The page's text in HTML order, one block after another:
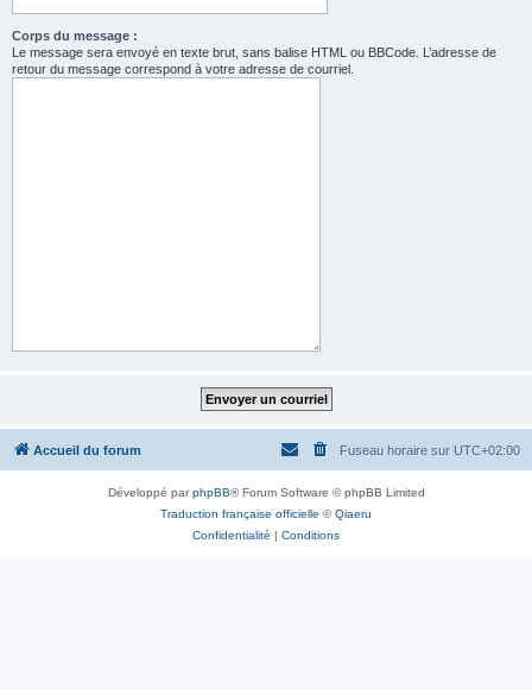
Corps du message :
Le message sera envoyé en texte brut, sans balise HTML ou BBCode. L’adresse de
retour du message correspond à votre adresse de courriel.
Accueil du forum Fuseau horaire sur UTC+02:00
Développé parphpBB® Forum Software © phpBB Limited
Traduction française officielle ©Qiaeru
Confidentialité | Conditions